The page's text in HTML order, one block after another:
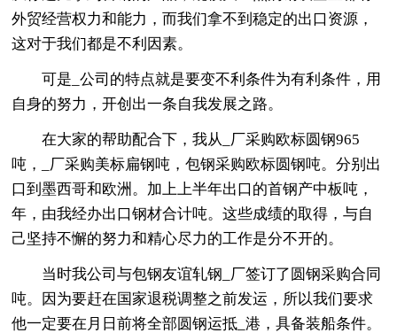
外贸经营权力和能力，而我们拿不到稳定的出口资源，
这对于我们都是不利因素。
可是_公司的特点就是要变不利条件为有利条件，用
自身的努力，开创出一条自我发展之路。
在大家的帮助配合下，我从_厂采购欧标圆钢965
吨，_厂采购美标扁钢吨，包钢采购欧标圆钢吨。分别出
口到墨西哥和欧洲。加上上半年出口的首钢产中板吨，
年，由我经办出口钢材合计吨。这些成绩的取得，与自
己坚持不懈的努力和精心尽力的工作是分不开的。
当时我公司与包钢友谊轧钢_厂签订了圆钢采购合同
吨。因为要赶在国家退税调整之前发运，所以我们要求
他一定要在月日前将全部圆钢运抵_港，具备装船条件。